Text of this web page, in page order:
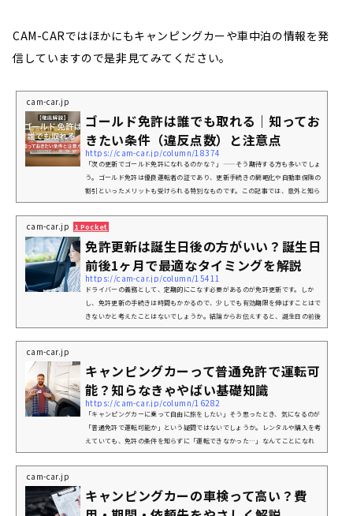
CAM-CARではほかにもキャンピングカーや車中泊の情報を発
信していますので是非見てみてください。
cam-car.jp
ゴールド免許は誰でも取れる｜知ってお
きたい条件（違反点数）と注意点
https://cam-car.jp/column/18374
「次の更新でゴールド免許になれるのかな？」——そう期待する方も多いでしょ
う。ゴールド免許は優良運転者の証であり、更新手続きの簡略化や自動車保険の
割引といったメリットも受けられる特別なものです。この記事では、意外と知ら
ないゴールド免許の基本的な仕組みから取得・維持の条件を徹底解説。よくある
質問にもQ＆A形式で回答します。ゴールド免許とは？運転免許証の基本の仕組
み運転免許証には「グリーン・ブルー・ゴールド」の3種類があり、有効期限欄
の背景色で区分されます。この色分けは、免許を取得してからの経過年数や過...
cam-car.jp 1 Pocket
免許更新は誕生日後の方がいい？誕生日
前後1ヶ月で最適なタイミングを解説
https://cam-car.jp/column/15411
ドライバーの義務として、定期的にこなす必要があるのが免許更新です。しか
し、免許更新の手続きは時間もかかるので、少しでも有効期限を伸ばすことはで
きないかと考えたことはないでしょうか。結論からお伝えすると、誕生日の前後
を意識した方が良いのは“免許取得時”のみです。免許更新時は誕生日の前後によ
って有効期限は変わらないので気にしなくていい、というのが結論です。本記事
解説しています。免許更新に必要な料金や持ち物も紹介しているので、2回...
cam-car.jp
キャンピングカーって普通免許で運転可
能？知らなきゃやばい基礎知識
https://cam-car.jp/column/16282
「キャンピングカーに乗って自由に旅をしたい」そう思ったとき、気になるのが
「普通免許で運転可能か」という疑問ではないでしょうか。レンタルや購入を考
えていても、免許の条件を知らずに「運転できなかった…」なんてことになれ
ば、楽しい計画も台無しです。キャンピングカーは普通免許でも運転できます
が、条件があります。実は、免許の取得時期や車両の種類によって条件が異なる
と、後から気づくケースもあるかもしれません。そこで今回は、普通免許で運
cam-car.jp
キャンピングカーの車検って高い？費